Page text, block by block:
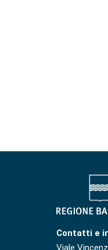
Contatti e
Viale